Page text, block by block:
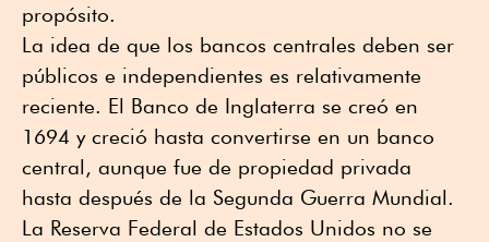
propósito.
La idea de que los bancos centrales deben ser
públicos e independientes es relativamente
reciente. El Banco de Inglaterra se creó en
1694 y creció hasta convertirse en un banco
central, aunque fue de propiedad privada
hasta después de la Segunda Guerra Mundial.
La Reserva Federal de Estados Unidos no se